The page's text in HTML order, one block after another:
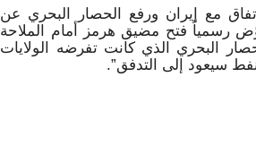
مع إيران ورفع الحصار البحري عن
رسمياً فتح مضيق هرمز أمام الملاحة
البحري الذي كانت تفرضه الولايات
سيعود إلى التدفق”.